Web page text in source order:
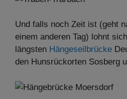
Und falls noch Zeit ist (geht
einem anderen Tag) lohnt
längsten Hängeseilbrücke
den Hunsrückorten Sosberg